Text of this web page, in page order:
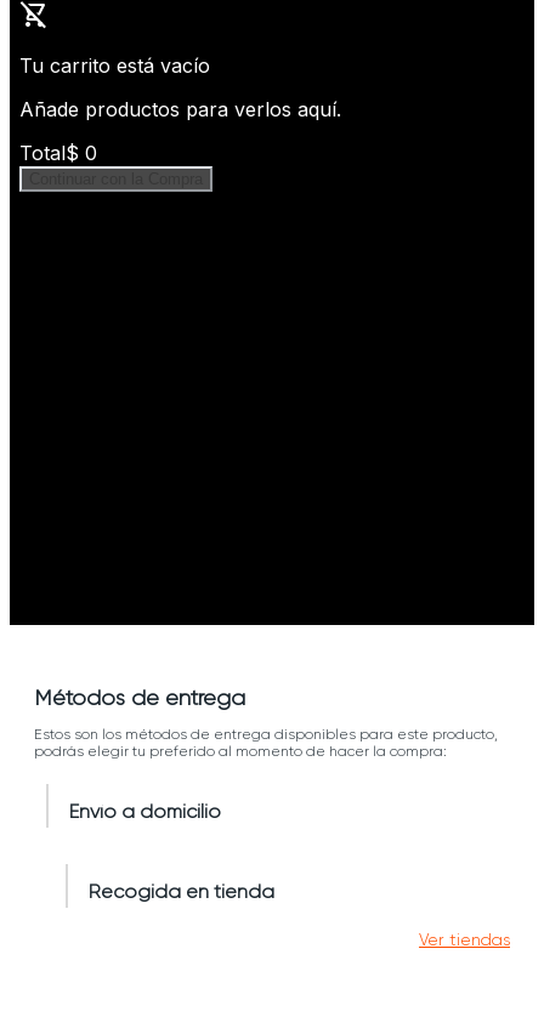
Métodos de entrega
Estos son los métodos de entrega disponibles para este producto,
podrás elegir tu preferido al momento de hacer la compra:
Envío a domicilio
Recogida en tienda
Ver tiendas